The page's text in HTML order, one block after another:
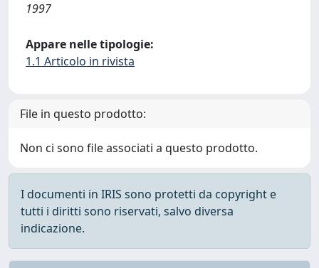
1997
Appare nelle tipologie:
1.1 Articolo in rivista
File in questo prodotto:
Non ci sono file associati a questo prodotto.
I documenti in IRIS sono protetti da copyright e
tutti i diritti sono riservati, salvo diversa
indicazione.